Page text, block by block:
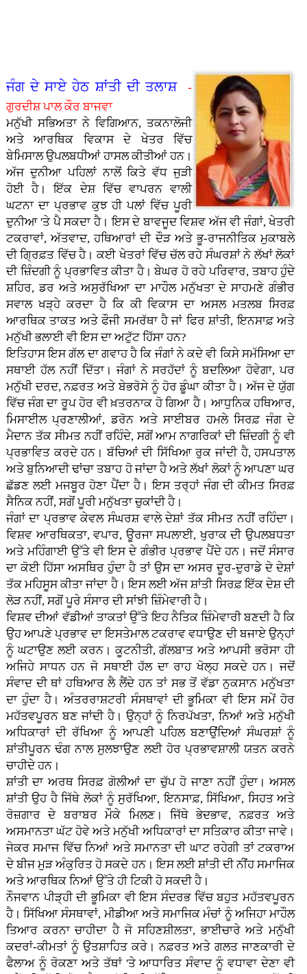
ਜਿੰ�...
ਜੰਗ ਦੇ ਸਾਏ ਹੇਠ ਸ਼ਾਂਤੀ ਦੀ ਤਲਾਸ਼-
ਗੁਰਦੀਸ਼ ਪਾਲ ਕੌਰ ਬਾਜਵਾ
ਮਨੁੱਖੀ ਸਭਿਅਤਾ ਨੇ ਵਿਗਿਆਨ, ਤਕਨਾਲੋਜੀ
ਅਤੇ ਆਰਥਿਕ ਵਿਕਾਸ ਦੇ ਖੇਤਰ ਵਿੱਚ
ਬੇਮਿਸਾਲ ਉਪਲਬਧੀਆਂ ਹਾਸਲ ਕੀਤੀਆਂ ਹਨ।
ਅੱਜ ਦੁਨੀਆ ਪਹਿਲਾਂ ਨਾਲੋਂ ਕਿਤੇ ਵੱਧ ਜੁੜੀ
ਹੋਈ ਹੈ। ਇੱਕ ਦੇਸ਼ ਵਿੱਚ ਵਾਪਰਨ ਵਾਲੀ
ਘਟਨਾ ਦਾ ਪ੍ਰਭਾਵ ਕੁਝ ਹੀ ਪਲਾਂ ਵਿੱਚ ਪੂਰੀ
ਦੁਨੀਆ 'ਤੇ ਪੈ ਸਕਦਾ ਹੈ। ਇਸ ਦੇ ਬਾਵਜੂਦ ਵਿਸ਼ਵ ਅੱਜ ਵੀ ਜੰਗਾਂ, ਖੇਤਰੀ
ਟਕਰਾਵਾਂ, ਅੱਤਵਾਦ, ਹਥਿਆਰਾਂ ਦੀ ਦੌੜ ਅਤੇ ਭੂ-ਰਾਜਨੀਤਿਕ ਮੁਕਾਬਲੇ
ਦੀ ਗ੍ਰਿਫ਼ਤ ਵਿੱਚ ਹੈ। ਕਈ ਖੇਤਰਾਂ ਵਿੱਚ ਚੱਲ ਰਹੇ ਸੰਘਰਸ਼ਾਂ ਨੇ ਲੱਖਾਂ ਲੋਕਾਂ
ਦੀ ਜ਼ਿੰਦਗੀ ਨੂੰ ਪ੍ਰਭਾਵਿਤ ਕੀਤਾ ਹੈ। ਬੇਘਰ ਹੋ ਰਹੇ ਪਰਿਵਾਰ, ਤਬਾਹ ਹੁੰਦੇ
ਸ਼ਹਿਰ, ਡਰ ਅਤੇ ਅਸੁਰੱਖਿਆ ਦਾ ਮਾਹੌਲ ਮਨੁੱਖਤਾ ਦੇ ਸਾਹਮਣੇ ਗੰਭੀਰ
ਸਵਾਲ ਖੜ੍ਹੇ ਕਰਦਾ ਹੈ ਕਿ ਕੀ ਵਿਕਾਸ ਦਾ ਅਸਲ ਮਤਲਬ ਸਿਰਫ਼
ਆਰਥਿਕ ਤਾਕਤ ਅਤੇ ਫੌਜੀ ਸਮਰੱਥਾ ਹੈ ਜਾਂ ਫਿਰ ਸ਼ਾਂਤੀ, ਇਨਸਾਫ਼ ਅਤੇ
ਮਨੁੱਖੀ ਭਲਾਈ ਵੀ ਇਸ ਦਾ ਅਟੁੱਟ ਹਿੱਸਾ ਹਨ?
ਇਤਿਹਾਸ ਇਸ ਗੱਲ ਦਾ ਗਵਾਹ ਹੈ ਕਿ ਜੰਗਾਂ ਨੇ ਕਦੇ ਵੀ ਕਿਸੇ ਸਮੱਸਿਆ ਦਾ
ਸਥਾਈ ਹੱਲ ਨਹੀਂ ਦਿੱਤਾ। ਜੰਗਾਂ ਨੇ ਸਰਹੱਦਾਂ ਨੂੰ ਬਦਲਿਆ ਹੋਵੇਗਾ, ਪਰ
ਮਨੁੱਖੀ ਦਰਦ, ਨਫ਼ਰਤ ਅਤੇ ਬੇਭਰੋਸੇ ਨੂੰ ਹੋਰ ਡੂੰਘਾ ਕੀਤਾ ਹੈ। ਅੱਜ ਦੇ ਯੁੱਗ
ਵਿੱਚ ਜੰਗ ਦਾ ਰੂਪ ਹੋਰ ਵੀ ਖ਼ਤਰਨਾਕ ਹੋ ਗਿਆ ਹੈ। ਆਧੁਨਿਕ ਹਥਿਆਰ,
ਮਿਸਾਈਲ ਪ੍ਰਣਾਲੀਆਂ, ਡਰੋਨ ਅਤੇ ਸਾਈਬਰ ਹਮਲੇ ਸਿਰਫ਼ ਜੰਗ ਦੇ
ਮੈਦਾਨ ਤੱਕ ਸੀਮਤ ਨਹੀਂ ਰਹਿੰਦੇ, ਸਗੋਂ ਆਮ ਨਾਗਰਿਕਾਂ ਦੀ ਜ਼ਿੰਦਗੀ ਨੂੰ ਵੀ
ਪ੍ਰਭਾਵਿਤ ਕਰਦੇ ਹਨ। ਬੱਚਿਆਂ ਦੀ ਸਿੱਖਿਆ ਰੁਕ ਜਾਂਦੀ ਹੈ, ਹਸਪਤਾਲ
ਅਤੇ ਬੁਨਿਆਦੀ ਢਾਂਚਾ ਤਬਾਹ ਹੋ ਜਾਂਦਾ ਹੈ ਅਤੇ ਲੱਖਾਂ ਲੋਕਾਂ ਨੂੰ ਆਪਣਾ ਘਰ
ਛੱਡਣ ਲਈ ਮਜਬੂਰ ਹੋਣਾ ਪੈਂਦਾ ਹੈ। ਇਸ ਤਰ੍ਹਾਂ ਜੰਗ ਦੀ ਕੀਮਤ ਸਿਰਫ਼
ਸੈਨਿਕ ਨਹੀਂ, ਸਗੋਂ ਪੂਰੀ ਮਨੁੱਖਤਾ ਚੁਕਾਂਦੀ ਹੈ।
ਜੰਗਾਂ ਦਾ ਪ੍ਰਭਾਵ ਕੇਵਲ ਸੰਘਰਸ਼ ਵਾਲੇ ਦੇਸ਼ਾਂ ਤੱਕ ਸੀਮਤ ਨਹੀਂ ਰਹਿੰਦਾ।
ਵਿਸ਼ਵ ਆਰਥਿਕਤਾ, ਵਪਾਰ, ਊਰਜਾ ਸਪਲਾਈ, ਖੁਰਾਕ ਦੀ ਉਪਲਬਧਤਾ
ਅਤੇ ਮਹਿੰਗਾਈ ਉੱਤੇ ਵੀ ਇਸ ਦੇ ਗੰਭੀਰ ਪ੍ਰਭਾਵ ਪੈਂਦੇ ਹਨ। ਜਦੋਂ ਸੰਸਾਰ
ਦਾ ਕੋਈ ਹਿੱਸਾ ਅਸਥਿਰ ਹੁੰਦਾ ਹੈ ਤਾਂ ਉਸ ਦਾ ਅਸਰ ਦੂਰ-ਦੁਰਾਡੇ ਦੇ ਦੇਸ਼ਾਂ
ਤੱਕ ਮਹਿਸੂਸ ਕੀਤਾ ਜਾਂਦਾ ਹੈ। ਇਸ ਲਈ ਅੱਜ ਸ਼ਾਂਤੀ ਸਿਰਫ਼ ਇੱਕ ਦੇਸ਼ ਦੀ
ਲੋੜ ਨਹੀਂ, ਸਗੋਂ ਪੂਰੇ ਸੰਸਾਰ ਦੀ ਸਾਂਝੀ ਜ਼ਿੰਮੇਵਾਰੀ ਹੈ।
ਵਿਸ਼ਵ ਦੀਆਂ ਵੱਡੀਆਂ ਤਾਕਤਾਂ ਉੱਤੇ ਇਹ ਨੈਤਿਕ ਜ਼ਿੰਮੇਵਾਰੀ ਬਣਦੀ ਹੈ ਕਿ
ਉਹ ਆਪਣੇ ਪ੍ਰਭਾਵ ਦਾ ਇਸਤੇਮਾਲ ਟਕਰਾਵ ਵਧਾਉਣ ਦੀ ਬਜਾਏ ਉਨ੍ਹਾਂ
ਨੂੰ ਘਟਾਉਣ ਲਈ ਕਰਨ। ਕੂਟਨੀਤੀ, ਗੱਲਬਾਤ ਅਤੇ ਆਪਸੀ ਭਰੋਸਾ ਹੀ
ਅਜਿਹੇ ਸਾਧਨ ਹਨ ਜੋ ਸਥਾਈ ਹੱਲ ਦਾ ਰਾਹ ਖੋਲ੍ਹ ਸਕਦੇ ਹਨ। ਜਦੋਂ
ਸੰਵਾਦ ਦੀ ਥਾਂ ਹਥਿਆਰ ਲੈ ਲੈਂਦੇ ਹਨ ਤਾਂ ਸਭ ਤੋਂ ਵੱਡਾ ਨੁਕਸਾਨ ਮਨੁੱਖਤਾ
ਦਾ ਹੁੰਦਾ ਹੈ। ਅੰਤਰਰਾਸ਼ਟਰੀ ਸੰਸਥਾਵਾਂ ਦੀ ਭੂਮਿਕਾ ਵੀ ਇਸ ਸਮੇਂ ਹੋਰ
ਮਹੱਤਵਪੂਰਨ ਬਣ ਜਾਂਦੀ ਹੈ। ਉਨ੍ਹਾਂ ਨੂੰ ਨਿਰਪੱਖਤਾ, ਨਿਆਂ ਅਤੇ ਮਨੁੱਖੀ
ਅਧਿਕਾਰਾਂ ਦੀ ਰੱਖਿਆ ਨੂੰ ਆਪਣੀ ਪਹਿਲ ਬਣਾਉਂਦਿਆਂ ਸੰਘਰਸ਼ਾਂ ਨੂੰ
ਸ਼ਾਂਤੀਪੂਰਨ ਢੰਗ ਨਾਲ ਸੁਲਝਾਉਣ ਲਈ ਹੋਰ ਪ੍ਰਭਾਵਸ਼ਾਲੀ ਯਤਨ ਕਰਨੇ
ਚਾਹੀਦੇ ਹਨ।
ਸ਼ਾਂਤੀ ਦਾ ਅਰਥ ਸਿਰਫ਼ ਗੋਲੀਆਂ ਦਾ ਚੁੱਪ ਹੋ ਜਾਣਾ ਨਹੀਂ ਹੁੰਦਾ। ਅਸਲ
ਸ਼ਾਂਤੀ ਉਹ ਹੈ ਜਿੱਥੇ ਲੋਕਾਂ ਨੂੰ ਸੁਰੱਖਿਆ, ਇਨਸਾਫ਼, ਸਿੱਖਿਆ, ਸਿਹਤ ਅਤੇ
ਰੋਜ਼ਗਾਰ ਦੇ ਬਰਾਬਰ ਮੌਕੇ ਮਿਲਣ। ਜਿੱਥੇ ਭੇਦਭਾਵ, ਨਫ਼ਰਤ ਅਤੇ
ਅਸਮਾਨਤਾ ਘੱਟ ਹੋਵੇ ਅਤੇ ਮਨੁੱਖੀ ਅਧਿਕਾਰਾਂ ਦਾ ਸਤਿਕਾਰ ਕੀਤਾ ਜਾਵੇ।
ਜੇਕਰ ਸਮਾਜ ਵਿੱਚ ਨਿਆਂ ਅਤੇ ਸਮਾਨਤਾ ਦੀ ਘਾਟ ਰਹੇਗੀ ਤਾਂ ਟਕਰਾਅ
ਦੇ ਬੀਜ ਮੁੜ ਅੰਕੁਰਿਤ ਹੋ ਸਕਦੇ ਹਨ। ਇਸ ਲਈ ਸ਼ਾਂਤੀ ਦੀ ਨੀਂਹ ਸਮਾਜਿਕ
ਅਤੇ ਆਰਥਿਕ ਨਿਆਂ ਉੱਤੇ ਹੀ ਟਿਕੀ ਹੋ ਸਕਦੀ ਹੈ।
ਨੌਜਵਾਨ ਪੀੜ੍ਹੀ ਦੀ ਭੂਮਿਕਾ ਵੀ ਇਸ ਸੰਦਰਭ ਵਿੱਚ ਬਹੁਤ ਮਹੱਤਵਪੂਰਨ
ਹੈ। ਸਿੱਖਿਆ ਸੰਸਥਾਵਾਂ, ਮੀਡੀਆ ਅਤੇ ਸਮਾਜਿਕ ਮੰਚਾਂ ਨੂੰ ਅਜਿਹਾ ਮਾਹੌਲ
ਤਿਆਰ ਕਰਨਾ ਚਾਹੀਦਾ ਹੈ ਜੋ ਸਹਿਣਸ਼ੀਲਤਾ, ਭਾਈਚਾਰੇ ਅਤੇ ਮਨੁੱਖੀ
ਕਦਰਾਂ-ਕੀਮਤਾਂ ਨੂੰ ਉਤਸ਼ਾਹਿਤ ਕਰੇ। ਨਫ਼ਰਤ ਅਤੇ ਗਲਤ ਜਾਣਕਾਰੀ ਦੇ
ਫੈਲਾਅ ਨੂੰ ਰੋਕਣਾ ਅਤੇ ਤੱਥਾਂ 'ਤੇ ਆਧਾਰਿਤ ਸੰਵਾਦ ਨੂੰ ਵਧਾਵਾ ਦੇਣਾ ਵੀ